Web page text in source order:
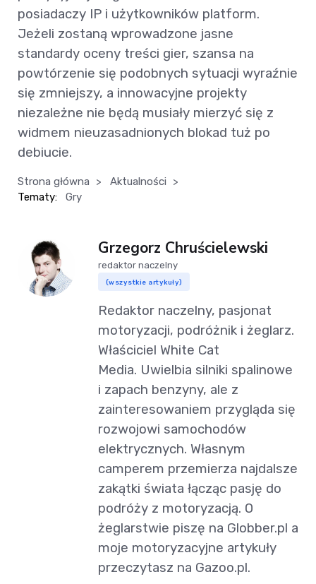
posiadaczy IP i użytkowników platform.
Jeżeli zostaną wprowadzone jasne
standardy oceny treści gier, szansa na
powtórzenie się podobnych sytuacji wyraźnie
się zmniejszy, a innowacyjne projekty
niezależne nie będą musiały mierzyć się z
widmem nieuzasadnionych blokad tuż po
debiucie.
Strona główna > Aktualności
>
Tematy:
Gry
Grzegorz Chruścielewski
redaktor naczelny
(wszystkie artykuły)
Redaktor naczelny, pasjonat
motoryzacji, podróżnik i żeglarz.
Właściciel White Cat
Media. Uwielbia silniki spalinowe
i zapach benzyny, ale z
zainteresowaniem przygląda się
rozwojowi samochodów
elektrycznych. Własnym
camperem przemierza najdalsze
zakątki świata łącząc pasję do
podróży z motoryzacją. O
żeglarstwie piszę na Globber.pl a
moje motoryzacyjne artykuły
przeczytasz na Gazoo.pl.